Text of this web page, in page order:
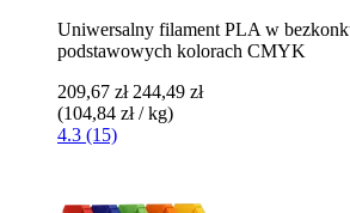
Uniwersalny filament PLA w
podstawowych kolorach CMYK
209,67 zł 244,49 zł
(104,84 zł / kg)
4.3 (15)